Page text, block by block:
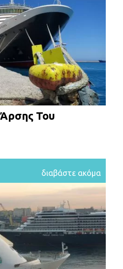
Του
διαβάστε ακόμα